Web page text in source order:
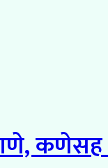
कणेसह